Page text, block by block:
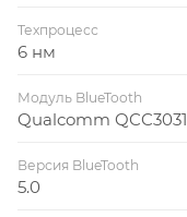
Техпроцесс
6 нм
Модуль BlueTooth
Qualcomm QCC3031
Версия BlueTooth
5.0